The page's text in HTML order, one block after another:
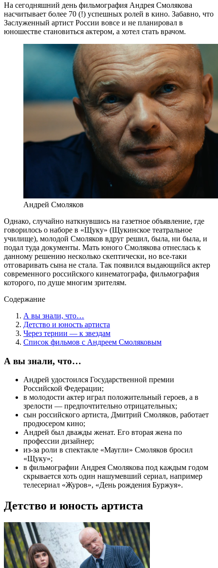
На сегодняшний день фильмография Андрея Смолякова
насчитывает более 70 (!) успешных ролей в кино. Забавно, что
Заслуженный артист России вовсе и не планировал в
юношестве становиться актером, а хотел стать врачом.
Андрей Смоляков
Однако, случайно наткнувшись на газетное объявление, где
говорилось о наборе в «Щуку» (Щукинское театральное
училище), молодой Смоляков вдруг решил, была, ни была, и
подал туда документы. Мать юного Смолякова отнеслась к
данному решению несколько скептически, но все-таки
отговаривать сына не стала. Так появился выдающийся актер
современного российского кинематографа, фильмография
которого, по душе многим зрителям.
Содержание
А вы знали, что…
Детство и юность артиста
Через тернии — к звездам
Список фильмов с Андреем Смоляковым
А вы знали, что…
Андрей удостоился Государственной премии
Российской Федерации;
в молодости актер играл положительный героев, а в
зрелости — предпочтительно отрицательных;
сын российского артиста, Дмитрий Смоляков, работает
продюсером кино;
Андрей был дважды женат. Его вторая жена по
профессии дизайнер;
из-за роли в спектакле «Маугли» Смоляков бросил
«Щуку»;
в фильмографии Андрея Смолякова под каждым годом
скрывается хоть один нашумевший сериал, например
телесериал «Журов», «День рождения Буржуя».
Детство и юность артиста